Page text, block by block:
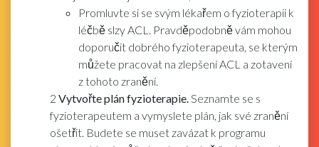
Promluvte si se svým lékařem o fyzioterapii k
léčbě slzy ACL. Pravděpodobně vám mohou
doporučit dobrého fyzioterapeuta, se kterým
můžete pracovat na zlepšení ACL a zotavení
z tohoto zranění.
2 Vytvořte plán fyzioterapie.Seznamte se s
fyzioterapeutem a vymyslete plán, jak své zranění
ošetřit. Budete se muset zavázat k programu